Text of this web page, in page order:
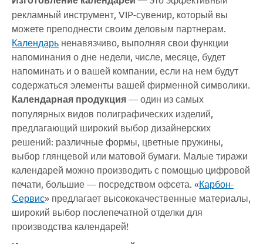
рекламный инструмент, VIP-сувенир, который вы
можете преподнести своим деловым партнерам.
Календарь ненавязчиво, выполняя свои функции
напоминания о дне недели, числе, месяце, будет
напоминать и о вашей компании, если на нем будут
содержаться элементы вашей фирменной символики.
Календарная продукция — один из самых
популярных видов полиграфических изделий,
предлагающий широкий выбор дизайнерских
решений: различные формы, цветные пружины,
выбор глянцевой или матовой бумаги. Малые тиражи
календарей можно производить с помощью цифровой
печати, большие — посредством офсета. «Карбон-
Сервис» предлагает высококачественные материалы,
широкий выбор послепечатной отделки для
производства календарей!